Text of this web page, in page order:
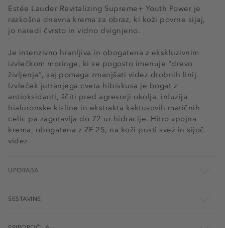
Estée Lauder Revitalizing Supreme+ Youth Power je
razkošna dnevna krema za obraz, ki koži povrne sijaj,
jo naredi čvrsto in vidno dvignjeno.
Je intenzivno hranljiva in obogatena z ekskluzivnim
izvlečkom moringe, ki se pogosto imenuje "drevo
življenja", saj pomaga zmanjšati videz drobnih linij.
Izvleček jutranjega cveta hibiskusa je bogat z
antioksidanti, ščiti pred agresorji okolja, infuzija
hialuronske kisline in ekstrakta kaktusovih matičnih
celic pa zagotavlja do 72 ur hidracije. Hitro vpojna
krema, obogatena z ZF 25, na koži pusti svež in sijoč
videz.
UPORABA
SESTAVINE